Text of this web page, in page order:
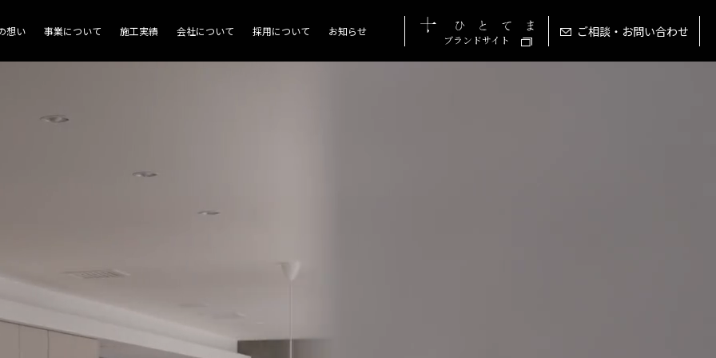
想い 事業について 施工実績 会社について 採用について お知らせ
ブランドサイト
ご相談・お問い合わせ